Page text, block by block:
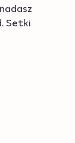
Setki